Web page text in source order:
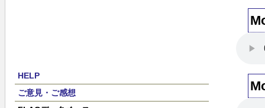
HELP
ご意見・ご感想